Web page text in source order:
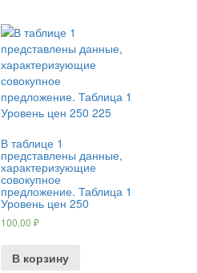
В таблице 1
представлены данные,
характеризующие
совокупное
предложение. Таблица 1
Уровень цен 250
100,00 ₽
В корзину